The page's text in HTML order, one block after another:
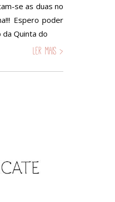
se as duas no
Espero poder
Quinta do
Ler mais >